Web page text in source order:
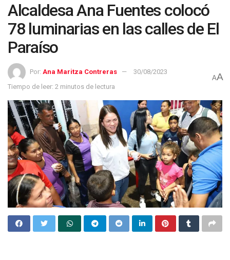
Alcaldesa Ana Fuentes colocó
78 luminarias en las calles de El
Paraíso
Por: Ana Maritza Contreras
30/08/2023
Tiempo de leer: 2 minutos de lectura
AA